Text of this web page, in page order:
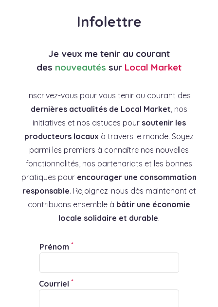
Infolettre
Je veux me tenir au courant
des nouveautés sur Local Market
Inscrivez-vous pour vous tenir au courant des
dernières actualités de Local Market, nos
initiatives et nos astuces pour soutenir les
producteurs locaux à travers le monde. Soyez
parmi les premiers à connaître nos nouvelles
fonctionnalités, nos partenariats et les bonnes
pratiques pour encourager une consommation
responsable. Rejoignez-nous dès maintenant et
contribuons ensemble à bâtir une économie
locale solidaire et durable.
Prénom *
Courriel *